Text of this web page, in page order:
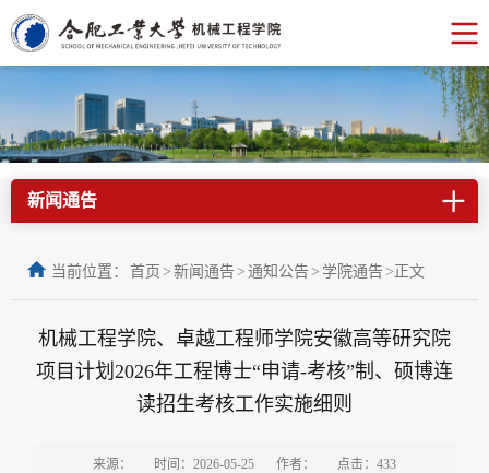
新闻通告
当前位置： 首页 > 新闻通告> 通知公告> 学院通告>正文
机械工程学院、卓越工程师学院安徽高等研究院
项目计划2026年工程博士“申请-考核”制、硕博连
读招生考核工作实施细则
来源： 时间：2026-05-25 作者： 点击： 433